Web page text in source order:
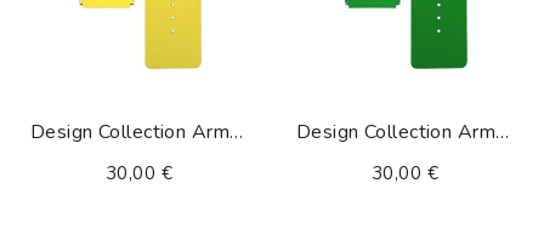
Design Collection Armband Gelb
30,00 €
Design Collection Armband Grün
30,00 €